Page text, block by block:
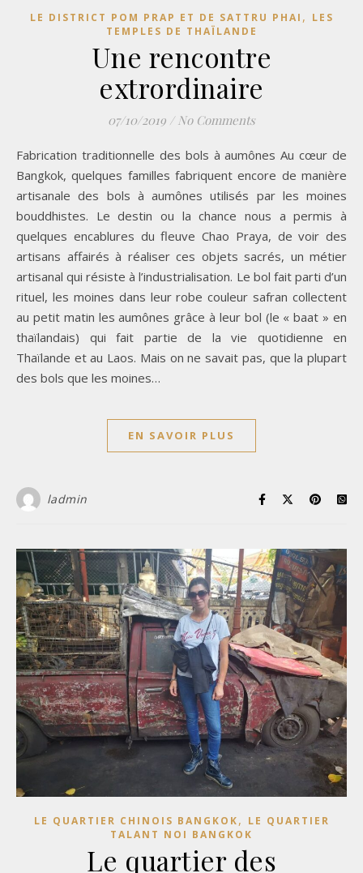
LE DISTRICT POM PRAP ET DE SATTRU PHAI , LES
TEMPLES DE THAÏLANDE
Une rencontre
extrordinaire
07/10/2019 / No Comments
Fabrication traditionnelle des bols à aumônes Au cœur de
Bangkok, quelques familles fabriquent encore de manière
artisanale des bols à aumônes utilisés par les moines
bouddhistes. Le destin ou la chance nous a permis à
quelques encablures du fleuve Chao Praya, de voir des
artisans affairés à réaliser ces objets sacrés, un métier
artisanal qui résiste à l’industrialisation. Le bol fait parti d’un
rituel, les moines dans leur robe couleur safran collectent
au petit matin les aumônes grâce à leur bol (le « baat » en
thaïlandais) qui fait partie de la vie quotidienne en
Thaïlande et au Laos. Mais on ne savait pas, que la plupart
des bols que les moines…
EN SAVOIR PLUS
ladmin
LE QUARTIER CHINOIS BANGKOK, LE QUARTIER
TALANT NOI BANGKOK
Le quartier des